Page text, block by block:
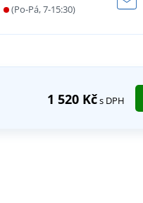
(Po-Pá, 7-15:30)
1 520 Kčs DPH